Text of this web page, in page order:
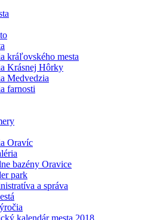
kráľovského mesta
Krásnej Hôrky
Medvedzia
farnosti
Oravíc
bazény Oravice
park
a správa
kalendár mesta 2018